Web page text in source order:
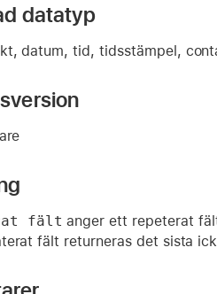
datatyp
datum, tid, tidsstämpel,
fält anger ett repeterat
fält returneras det sista